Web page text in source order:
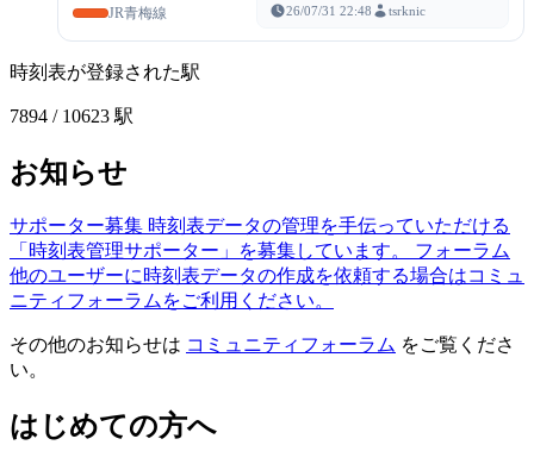
JR青梅線 26/07/31 22:48 tsrknic
時刻表が登録された駅
7894 / 10623 駅
お知らせ
サポーター募集 時刻表データの管理を手伝っていただける
「時刻表管理サポーター」を募集しています。
フォーラム
他のユーザーに時刻表データの作成を依頼する場合はコミュ
ニティフォーラムをご利用ください。
その他のお知らせは コミュニティフォーラム をご覧くださ
い。
はじめての方へ